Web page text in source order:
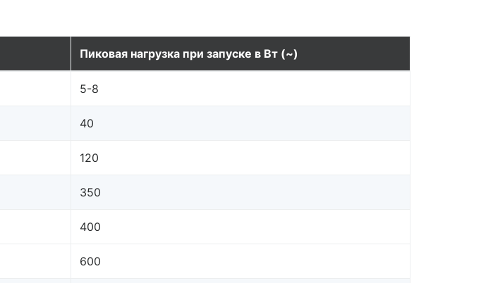
Пиковая нагрузка при запуске в Вт (~)
5-8
40
120
350
400
600